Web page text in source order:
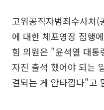
고위공직자범죄수사처(
에 대한 체포영장 집행
힘 의원은 "윤석열 대통
자진 출석 했어야 되는
결되는 게 안타깝다"고